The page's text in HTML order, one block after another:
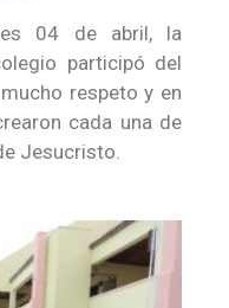
04 de abril, la
participó del
respeto y en
cada una de
Jesucristo.